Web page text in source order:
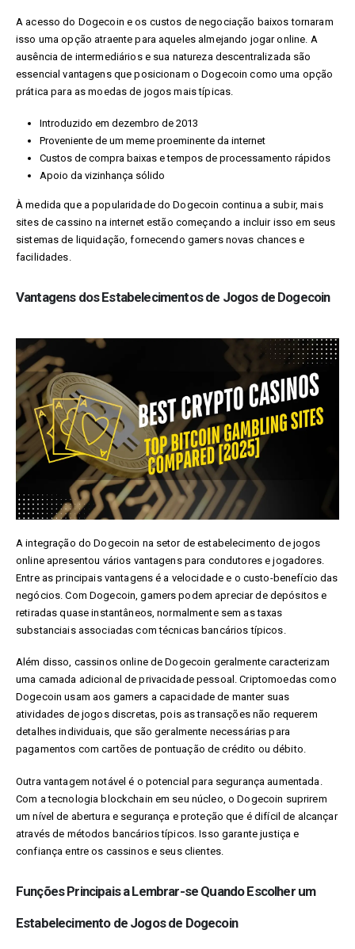
A acesso do Dogecoin e os custos de negociação baixos tornaram
isso uma opção atraente para aqueles almejando jogar online. A
ausência de intermediários e sua natureza descentralizada são
essencial vantagens que posicionam o Dogecoin como uma opção
prática para as moedas de jogos mais típicas.
Introduzido em dezembro de 2013
Proveniente de um meme proeminente da internet
Custos de compra baixas e tempos de processamento rápidos
Apoio da vizinhança sólido
À medida que a popularidade do Dogecoin continua a subir, mais
sites de cassino na internet estão começando a incluir isso em seus
sistemas de liquidação, fornecendo gamers novas chances e
facilidades.
Vantagens dos Estabelecimentos de Jogos de Dogecoin
A integração do Dogecoin na setor de estabelecimento de jogos
online apresentou vários vantagens para condutores e jogadores.
Entre as principais vantagens é a velocidade e o custo-benefício das
negócios. Com Dogecoin, gamers podem apreciar de depósitos e
retiradas quase instantâneos, normalmente sem as taxas
substanciais associadas com técnicas bancários típicos.
Além disso, cassinos online de Dogecoin geralmente caracterizam
uma camada adicional de privacidade pessoal. Criptomoedas como
Dogecoin usam aos gamers a capacidade de manter suas
atividades de jogos discretas, pois as transações não requerem
detalhes individuais, que são geralmente necessárias para
pagamentos com cartões de pontuação de crédito ou débito.
Outra vantagem notável é o potencial para segurança aumentada.
Com a tecnologia blockchain em seu núcleo, o Dogecoin suprirem
um nível de abertura e segurança e proteção que é difícil de alcançar
através de métodos bancários típicos. Isso garante justiça e
confiança entre os cassinos e seus clientes.
Funções Principais a Lembrar-se Quando Escolher um
Estabelecimento de Jogos de Dogecoin